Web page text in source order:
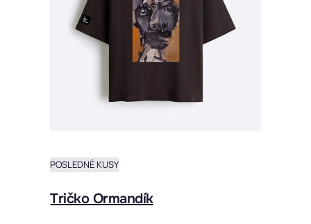
POSLEDNÉ KUSY
Tričko Ormandík